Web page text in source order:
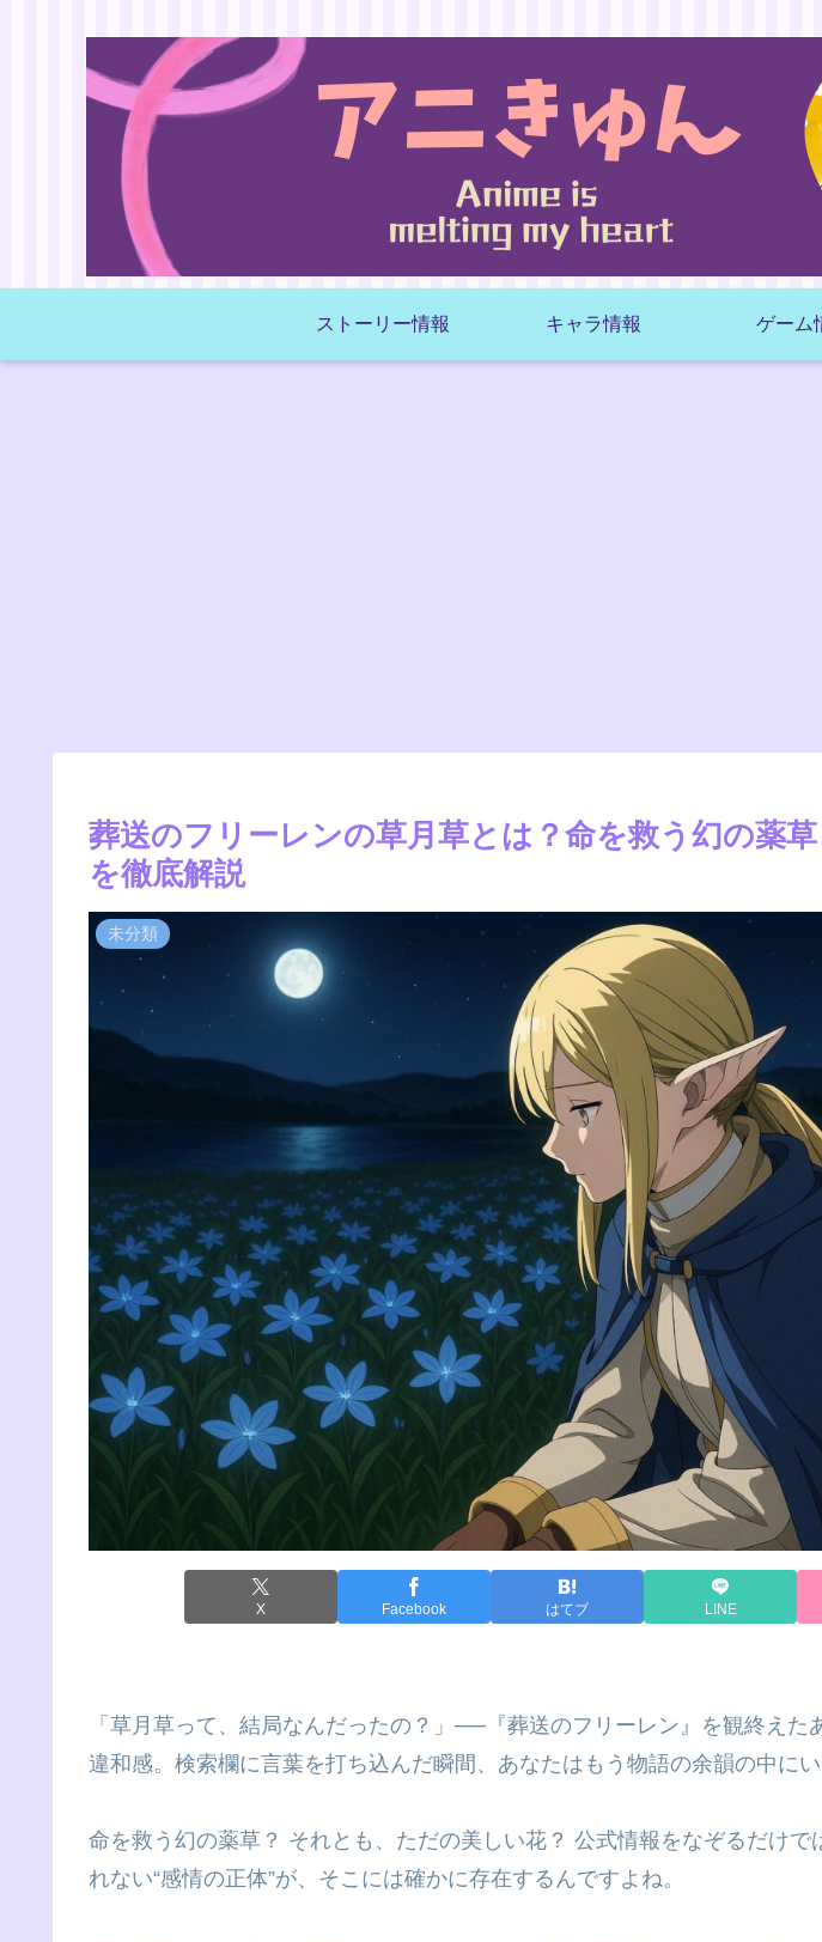
ストーリー情報 キャラ情報 ゲーム
葬送のフリーレンの草月草とは？命を救う幻の薬
を徹底解説
未分類
X Facebook はてブ LINE
「草月草って、結局なんだったの？」──『葬送のフリーレン』を観終えた
違和感。検索欄に言葉を打ち込んだ瞬間、あなたはもう物語の余韻の中にい
命を救う幻の薬草？ それとも、ただの美しい花？ 公式情報をなぞるだけで
れない“感情の正体”が、そこには確かに存在するんですよね。